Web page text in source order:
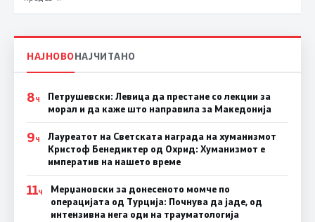
НАЈНОВОНАЈЧИТАНО
8Ч
Петрушевски: Левица да престане со лекции за
морал и да каже што направила за Македонија
9Ч
Лауреатот на Светската награда на хуманизмот
Кристоф Бенедиктер од Охрид: Хуманизмот е
императив на нашето време
11Ч
Мерџановски за донесеното момче по
операцијата од Турција: Почнува да јаде, од
интензивна нега оди на трауматологија